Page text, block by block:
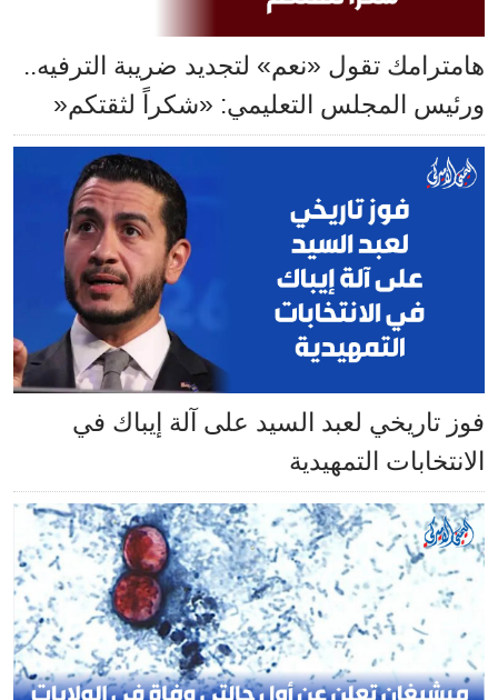
هامترامك تقول «نعم» لتجديد ضريبة الترفيه..
ورئيس المجلس التعليمي: «شكراً لثقتكم«
فوز تاريخي لعبد السيد على آلة إيباك في
الانتخابات التمهيدية